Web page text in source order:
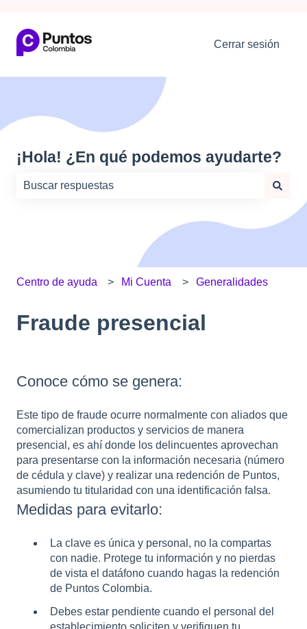
Cerrar sesión
¡Hola! ¿En qué podemos ayudarte?
No hay sugerencias porque el campo de búsqueda
Centro de ayuda Mi Cuenta Generalidades
Fraude presencial
Conoce cómo se genera:
Este tipo de fraude ocurre normalmente con aliados que
comercializan productos y servicios de manera
presencial, es ahí donde los delincuentes aprovechan
para presentarse con la información necesaria (número
de cédula y clave) y realizar una redención de Puntos,
asumiendo tu titularidad con una identificación falsa.
Medidas para evitarlo:
La clave es única y personal, no la compartas
con nadie. Protege tu información y no pierdas
de vista el datáfono cuando hagas la redención
de Puntos Colombia.
Debes estar pendiente cuando el personal del
establecimiento soliciten y verifiquen tu